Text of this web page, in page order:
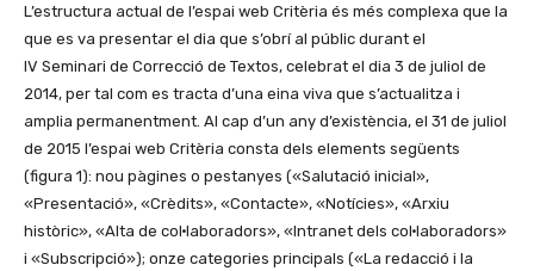
L’estructura actual de l’espai web Critèria és més complexa que la
que es va presentar el dia que s’obrí al públic durant el
IV Seminari de Correcció de Textos, celebrat el dia 3 de juliol de
2014, per tal com es tracta d’una eina viva que s’actualitza i
amplia permanentment. Al cap d’un any d’existència, el 31 de juliol
de 2015 l’espai web Critèria consta dels elements següents
(figura 1): nou pàgines o pestanyes («Salutació inicial»,
«Presentació», «Crèdits», «Contacte», «Notícies», «Arxiu
històric», «Alta de col·laboradors», «Intranet dels col·laboradors»
i «Subscripció»); onze categories principals («La redacció i la